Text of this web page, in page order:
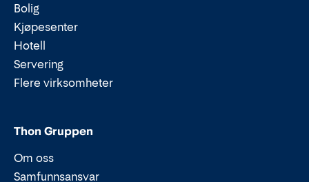
Bolig
Kjøpesenter
Hotell
Servering
Flere virksomheter
Thon Gruppen
Om oss
Samfunnsansvar